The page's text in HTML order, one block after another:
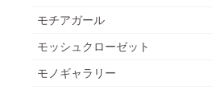
モチアガール
モッシュクローゼット
モノギャラリー